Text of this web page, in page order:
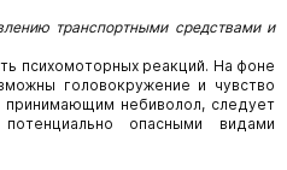
транспортными средствами и
психомоторных реакций. На фоне
головокружение и чувство
принимающим небиволол, следует
опасными видами